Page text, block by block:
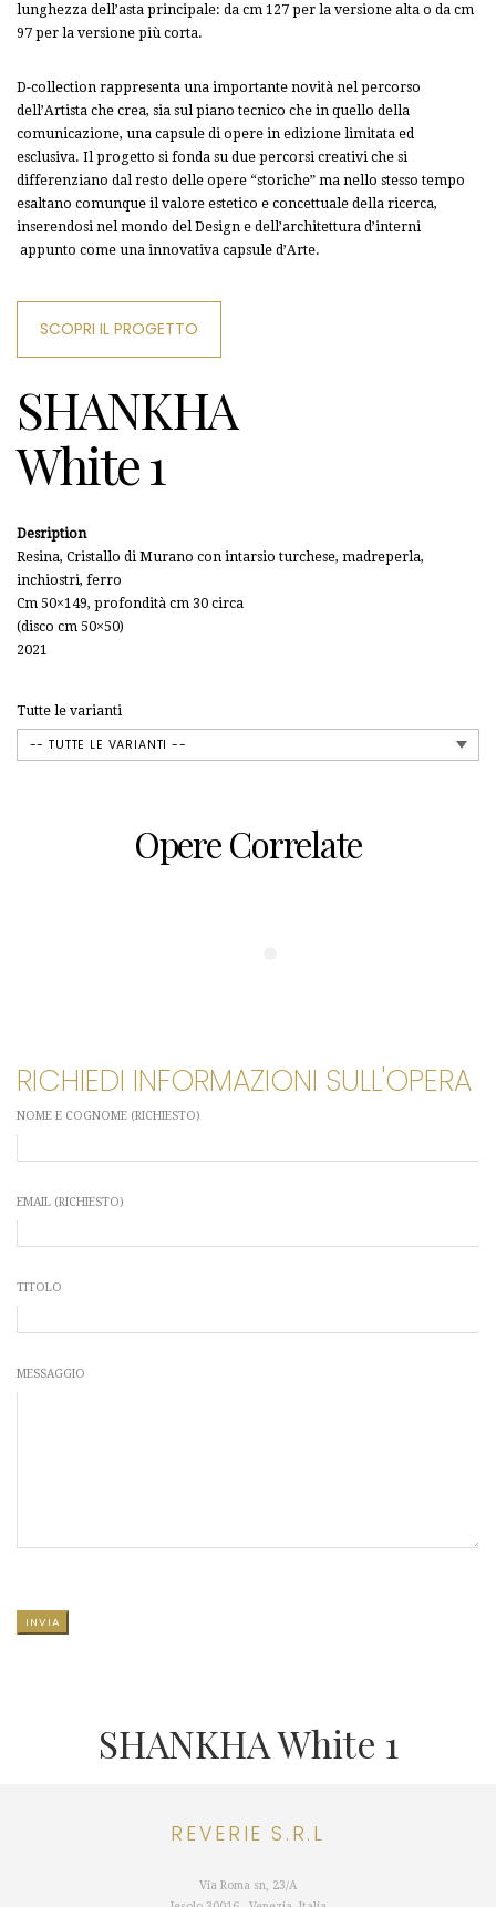
lunghezza dell’asta principale: da cm 127 per la versione alta o da cm
97 per la versione più corta.
D-collection rappresenta una importante novità nel percorso
dell’Artista che crea, sia sul piano tecnico che in quello della
comunicazione, una capsule di opere in edizione limitata ed
esclusiva. Il progetto si fonda su due percorsi creativi che si
differenziano dal resto delle opere “storiche” ma nello stesso tempo
esaltano comunque il valore estetico e concettuale della ricerca,
inserendosi nel mondo del Design e dell’architettura d’interni
appunto come una innovativa capsule d’Arte.
SCOPRI IL PROGETTO
SHANKHA
White 1
Desription
Resina, Cristallo di Murano con intarsio turchese, madreperla,
inchiostri, ferro
Cm 50×149, profondità cm 30 circa
(disco cm 50×50)
2021
Tutte le varianti
Opere Correlate
RICHIEDI INFORMAZIONI SULL'OPERA
NOME E COGNOME (RICHIESTO)
EMAIL (RICHIESTO)
TITOLO
MESSAGGIO
SHANKHA White 1
REVERIE S.R.L
Via Roma sn, 23/A